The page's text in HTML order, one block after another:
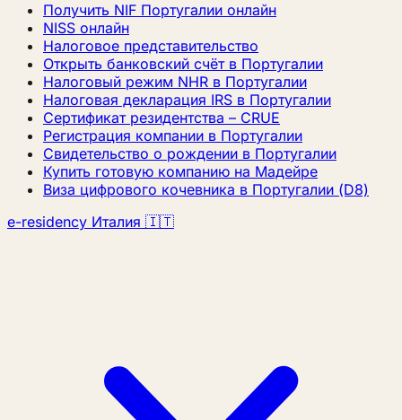
Получить NIF Португалии онлайн
NISS онлайн
Налоговое представительство
Открыть банковский счёт в Португалии
Налоговый режим NHR в Португалии
Налоговая декларация IRS в Португалии
Сертификат резидентства – CRUE
Регистрация компании в Португалии
Свидетельство о рождении в Португалии
Купить готовую компанию на Мадейре
Виза цифрового кочевника в Португалии (D8)
e-residency Италия 🇮🇹